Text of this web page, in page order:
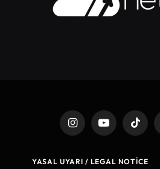
InstagramYouTubeTikTok
YASAL UYARI / LEGAL NOTICE